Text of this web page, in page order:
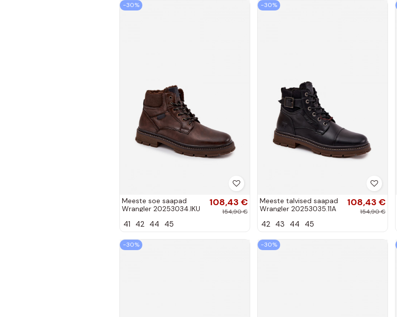
−30%
Meeste soe saapad
Wrangler 20253034.IKU
108,43 €
154,90 €
41 42 44 45
−30%
Meeste talvised saapad
Wrangler 20253035.11A
108,43 €
154,90 €
42 43 44 45
−30% −30%